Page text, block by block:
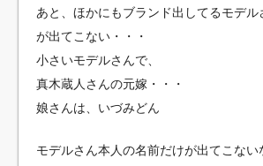
あと、ほかにもブランド出してるモデ
が出てこない・・・
小さいモデルさんで、
真木蔵人さんの元嫁・・・
娘さんは、いづみどん
モデルさん本人の名前だけが出てこない